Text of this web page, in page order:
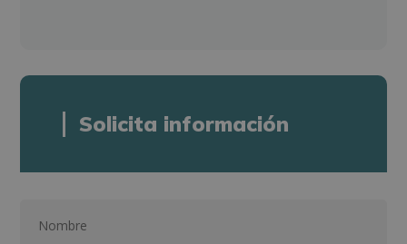
Solicita información